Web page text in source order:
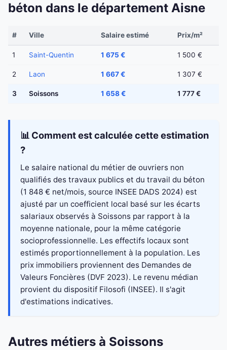
béton dans le département Aisne
# Ville Salaire estimé Prix/m²
1 Saint-Quentin 1 675 € 1 500 €
2 Laon 1 667 € 1 307 €
3 Soissons 1 658 € 1 777 €
📊 Comment est calculée cette estimation
?
Le salaire national du métier de ouvriers non
qualifiés des travaux publics et du travail du béton
(1 848 € net/mois, source INSEE DADS 2024) est
ajusté par un coefficient local basé sur les écarts
salariaux observés à Soissons par rapport à la
moyenne nationale, pour la même catégorie
socioprofessionnelle. Les effectifs locaux sont
estimés proportionnellement à la population. Les
prix immobiliers proviennent des Demandes de
Valeurs Foncières (DVF 2023). Le revenu médian
provient du dispositif Filosofi (INSEE). Il s'agit
d'estimations indicatives.
Autres métiers à Soissons